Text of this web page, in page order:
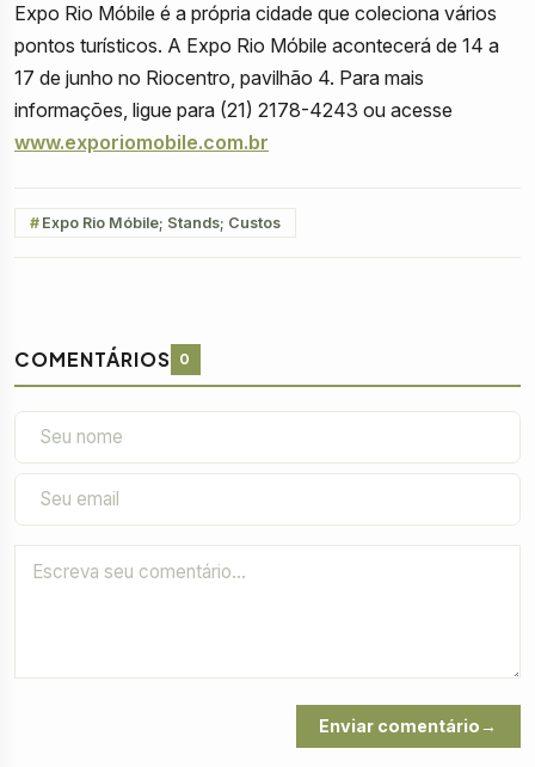
Expo Rio Móbile é a própria cidade que coleciona vários
pontos turísticos. A Expo Rio Móbile acontecerá de 14 a
17 de junho no Riocentro, pavilhão 4. Para mais
informações, ligue para (21) 2178-4243 ou acesse
www.exporiomobile.com.br
Expo Rio Móbile; Stands; Custos
COMENTÁRIOS 0
Enviar comentário